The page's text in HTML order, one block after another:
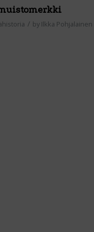
/ by Ilkka Pohjalainen